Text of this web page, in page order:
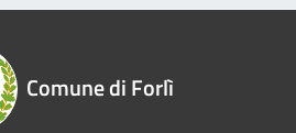
Comune di Forlì